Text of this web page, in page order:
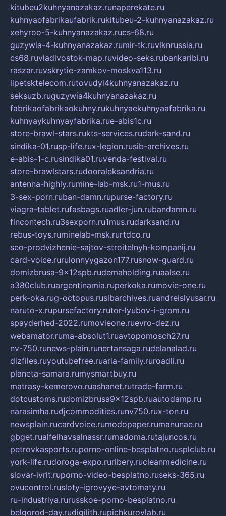
kitubeu2kuhnyanazakaz.runaperekate.ru
kuhnyaofabrikaufabrik.rukitubeu-2-kuhnyanazakaz.ru
xehyroo-5-kuhnyanazakaz.rucs-68.ru
guzywia-4-kuhnyanazakaz.rumir-tk.ruvlknrussia.ru
cs68.ruvladivostok-map.ruvideo-seks.rubankaribi.ru
raszar.ruvskrytie-zamkov-moskva113.ru
lipetsktelecom.rutovudyi4kuhnyanazakaz.ru
seksuzb.ruguzywia4kuhnyanazakaz.ru
fabrikaofabrikaokuhny.rukuhnyaekuhnyaafabrika.ru
kuhnyaykuhnyayfabrika.rue-abis1c.ru
store-brawl-stars.rukts-services.rudark-sand.ru
sindika-01.rusp-life.rux-legion.rusib-archives.ru
e-abis-1-c.rusindika01.ruvenda-festival.ru
store-brawlstars.rudooraleksandria.ru
antenna-highly.rumine-lab-msk.ru1-mus.ru
3-sex-porn.ruban-damn.rupurse-factory.ru
viagra-tablet.rufasbags.ruadler-jun.rubandamn.ru
fincontech.ru3sexporn.ru1mus.rudarksand.ru
rebus-toys.ruminelab-msk.rurtdco.ru
seo-prodvizhenie-sajtov-stroitelnyh-kompanij.ru
card-voice.rurulonnyygazon177.rusnow-guard.ru
domizbrusa-9x12spb.rudemaholding.ruaalse.ru
a380club.ruargentinamia.ruperkoka.rumovie-one.ru
perk-oka.rug-octopus.rusibarchives.ruandreislyusar.ru
naruto-x.rupursefactory.rutor-lyubov-i-grom.ru
spayderhed-2022.rumovieone.ruevro-dez.ru
webamator.ruma-absolut1.ruavtopomosch27.ru
nv-750.runews-plain.runertansaga.rudelanalad.ru
dizfiles.ruyoutubefree.ruaria-family.ruroadli.ru
planeta-samara.rumysmartbuy.ru
matrasy-kemerovo.ruashanet.rutrade-farm.ru
dotcustoms.rudomizbrusa9x12spb.ruautodamp.ru
narasimha.rudjcommodities.runv750.rux-ton.ru
newsplain.rucardvoice.rumodopaper.rumanunae.ru
gbget.rualfeihavsalnassr.rumadoma.rutajuncos.ru
petrovkasports.ruporno-online-besplatno.rusplclub.ru
york-life.rudoroga-expo.ruribery.rucleanmedicine.ru
slovar-ivrit.ruporno-video-besplatno.ruseks-365.ru
ovucontrol.rusloty-igrovyye-avtomaty.ru
ru-industriya.rurusskoe-porno-besplatno.ru
belgorod-day.rudigilith.rupichkurovlab.ru